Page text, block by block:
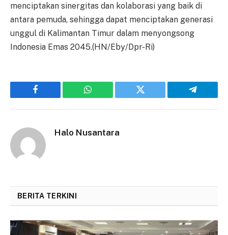
menciptakan sinergitas dan kolaborasi yang baik di
antara pemuda, sehingga dapat menciptakan generasi
unggul di Kalimantan Timur dalam menyongsong
Indonesia Emas 2045.(HN/Eby/Dpr-Ri)
Facebook WhatsApp Twitter Telegram
Halo Nusantara
BERITA TERKINI